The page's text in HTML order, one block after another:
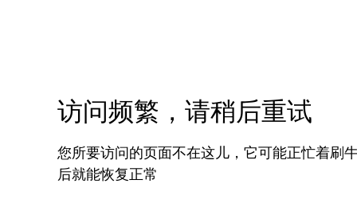
访问频繁，请稍后重试
您所要访问的页面不在这儿，它可能正忙着刷
后就能恢复正常